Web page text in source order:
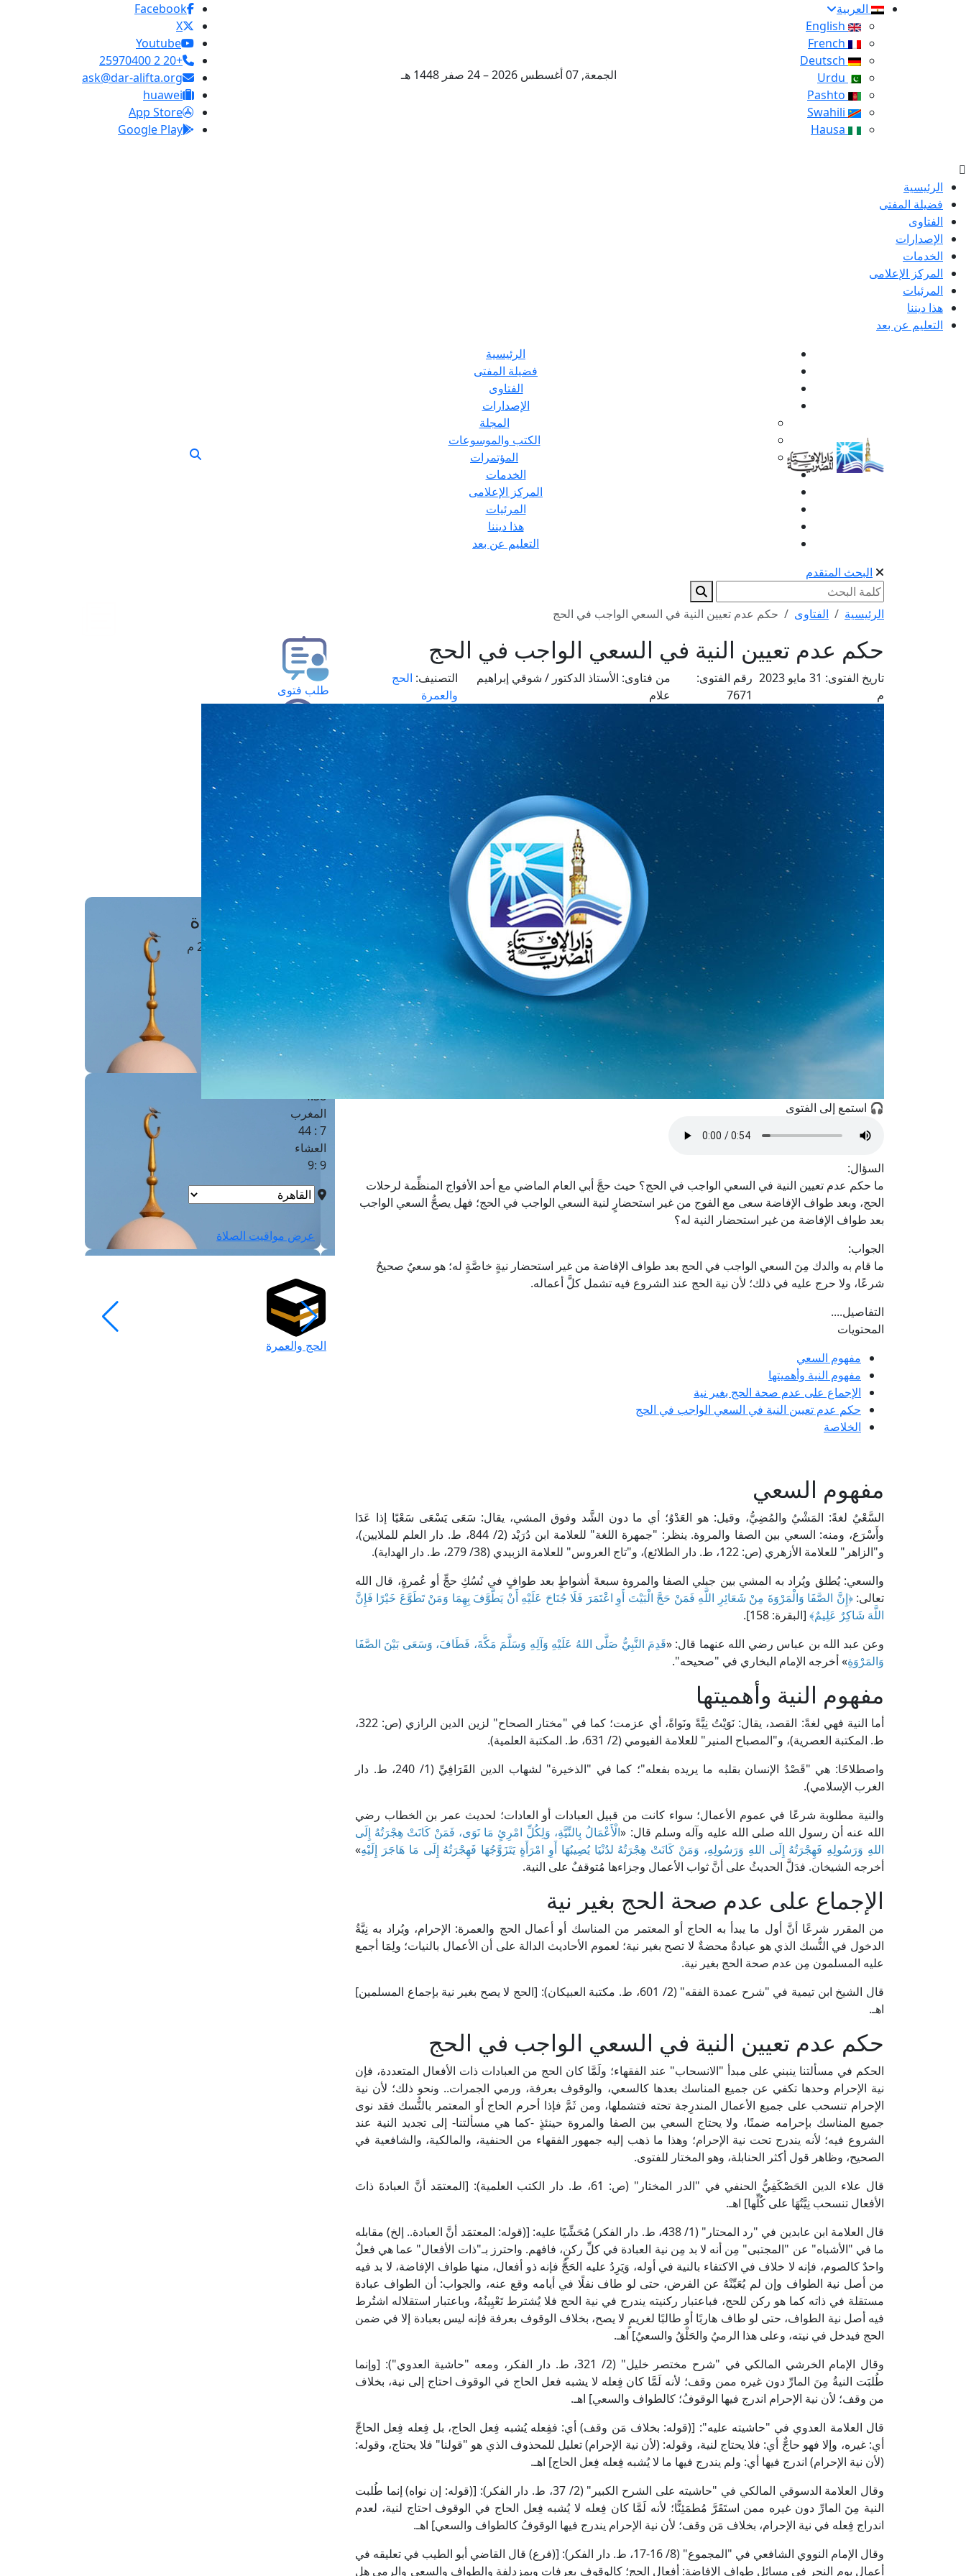
العربية
الجمعة, 07 أغسطس 2026 – 24 صفر 1448 هـ
Facebook
X
Youtube
+20 2 25970400
ask@dar-alifta.org
huawei
App Store
Google Play
الرئيسية
فضيلة المفتى
الفتاوى
الإصدارات
الخدمات
المركز الإعلامى
المرئيات
هذا ديننا
التعليم عن بعد
الرئيسية
فضيلة المفتى
الفتاوى
الإصدارات
المجلة
الكتب والموسوعات
المؤتمرات
الخدمات
المركز الإعلامى
المرئيات
هذا ديننا
التعليم عن بعد
البحث المتقدم
الرئيسية الفتاوى حكم عدم تعيين النية في السعي الواجب في الحج
حكم عدم تعيين النية في السعي الواجب في الحج
تاريخ الفتوى:
31 مايو 2023
م
رقم الفتوى:
7671
من فتاوى: الأستاذ الدكتور / شوقي إبراهيم
علام
التصنيف: الحج
والعمرة
🎧 استمع إلى الفتوى
السؤال:
ما حكم عدم تعيين النية في السعي الواجب في الحج؟ حيث حجَّ أبي العام الماضي مع أحد الأفواج المنظِّمة لرحلات
الحج، وبعد طواف الإفاضة سعى مع الفوج من غير استحضارٍ لنية السعي الواجب في الحج؛ فهل يصحُّ السعي الواجب
بعد طواف الإفاضة من غير استحضار النية له؟
الجواب:
ما قام به والدك مِنَ السعي الواجب في الحج بعد طواف الإفاضة من غير استحضار نيةٍ خاصَّةٍ له؛ هو سعيٌ صحيحٌ
شرعًا، ولا حرج عليه في ذلك؛ لأن نية الحج عند الشروع فيه تشمل كلَّ أعماله.
التفاصيل....
المحتويات
مفهوم السعي
مفهوم النية وأهميتها
الإجماع على عدم صحة الحج بغير نية
حكم عدم تعيين النية في السعي الواجب في الحج
الخلاصة
مفهوم السعي
السَّعْيُ لغةً: المَشْيُ والمُضِيُّ، وقيل: هو العَدْوُ؛ أي ما دون الشَّد وفوق المشي، يقال: سَعَى يَسْعَى سَعْيًا إذا عَدَا
وأَسْرَع، ومنه: السعي بين الصفا والمروة. ينظر: "جمهرة اللغة" للعلامة ابن دُرَيْد (2/ 844، ط. دار العلم للملايين)،
و"الزاهر" للعلامة الأزهري (ص: 122، ط. دار الطلائع)، و"تاج العروس" للعلامة الزبيدي (38/ 279، ط. دار الهداية).
والسعي: يُطلق ويُراد به المشي بين جبلي الصفا والمروة سبعةَ أشواطٍ بعد طوافٍ في نُسُكِ حجٍّ أو عُمرةٍ، قال الله
تعالى:﴿إِنَّ الصَّفَا وَالْمَرْوَةَ مِنْ شَعَائِرِ اللَّهِ فَمَنْ حَجَّ الْبَيْتَ أَوِ اعْتَمَرَ فَلَا جُنَاحَ عَلَيْهِ أَنْ يَطَّوَّفَ بِهِمَا وَمَنْ تَطَوَّعَ خَيْرًا فَإِنَّ
اللَّهَ شَاكِرٌ عَلِيمٌ﴾ [البقرة: 158].
وعن عبد الله بن عباس رضي الله عنهما قال: «قَدِمَ النَّبِيُّ صَلَّى اللهُ عَلَيْهِ وَآلِهِ وَسَلَّمَ مَكَّةَ، فَطَافَ، وَسَعَى بَيْنَ الصَّفَا
وَالمَرْوَةِ» أخرجه الإمام البخاري في "صحيحه".
مفهوم النية وأهميتها
أما النية فهي لغةً: القصد، يقال: نَوَيْتُ نِيَّةً ونَواةً، أي عزمت؛ كما في "مختار الصحاح" لزين الدين الرازي (ص: 322،
ط. المكتبة العصرية)، و"المصباح المنير" للعلامة الفيومي (2/ 631، ط. المكتبة العلمية).
واصطلاحًا: هي "قَصْدُ الإنسان بقلبه ما يريده بفعله"؛ كما في "الذخيرة" لشهاب الدين القَرَافِيِّ (1/ 240، ط. دار
الغرب الإسلامي).
والنية مطلوبة شرعًا في عموم الأعمال؛ سواء كانت من قبيل العبادات أو العادات؛ لحديث عمر بن الخطاب رضي
الله عنه أن رسول الله صلى الله عليه وآله وسلم قال: «الْأَعْمَالُ بِالنِّيَّةِ، وَلِكُلِّ امْرِئٍ مَا نَوَى، فَمَنْ كَانَتْ هِجْرَتُهُ إِلَى
اللهِ وَرَسُولِهِ فَهِجْرَتُهُ إِلَى اللهِ وَرَسُولِهِ، وَمَنْ كَانَتْ هِجْرَتُهُ لدُنْيَا يُصِيبُهَا أَوِ امْرَأَةٍ يَتَزَوَّجُهَا فَهِجْرَتُهُ إِلَى مَا هَاجَرَ إِلَيْهِ»
أخرجه الشيخان. فدَلَّ الحديثُ على أنَّ ثواب الأعمال وجزاءها مُتوقفٌ على النية.
الإجماع على عدم صحة الحج بغير نية
من المقرر شرعًا أنَّ أول ما يبدأ به الحاج أو المعتمر من المناسك أو أعمال الحج والعمرة: الإحرام، ويُراد به نِيَّةُ
الدخول في النُّسك الذي هو عبادةٌ محضةٌ لا تصح بغير نية؛ لعموم الأحاديث الدالة على أن الأعمال بالنيات؛ ولِمَا أجمع
عليه المسلمون مِن عدم صحة الحج بغير نية.
قال الشيخ ابن تيمية في "شرح عمدة الفقه" (2/ 601، ط. مكتبة العبيكان): [الحج لا يصح بغير نية بإجماع المسلمين]
اهـ.
حكم عدم تعيين النية في السعي الواجب في الحج
الحكم في مسألتنا ينبني على مبدأ "الانسحاب" عند الفقهاء؛ ولَمَّا كان الحج من العبادات ذات الأفعال المتعددة، فإن
نية الإحرام وحدها تكفي عن جميع المناسك بعدها كالسعي، والوقوف بعرفة، ورمي الجمرات.. ونحو ذلك؛ لأن نية
الإحرام تنسحب على جميع الأعمال المندرِجة تحته فتشملها، ومن ثَمَّ فإذا أحرم الحاج أو المعتمر بالنُّسك فقد نوى
جميع المناسك بإحرامه ضمنًا، ولا يحتاج السعي بين الصفا والمروة حينئذٍ -كما هي مسألتنا- إلى تجديد النية عند
الشروع فيه؛ لأنه يندرج تحت نية الإحرام؛ وهذا ما ذهب إليه جمهور الفقهاء من الحنفية، والمالكية، والشافعية في
الصحيح، وظاهر قول أكثر الحنابلة، وهو المختار للفتوى.
قال علاء الدين الحَصْكَفِيُّ الحنفي في "الدر المختار" (ص: 61، ط. دار الكتب العلمية): [المعتمَد أنَّ العبادةَ ذاتَ
الأفعال تنسحب نِيَّتُهَا على كُلِّها] اهـ.
قال العلامة ابن عابدين في "رد المحتار" (1/ 438، ط. دار الفكر) مُحَشِّيًا عليه: [(قوله: المعتمَد أنَّ العبادة.. إلخ) مقابله
ما في "الأشباه" عن "المجتبى" مِن أنه لا بد مِن نية العبادة في كلِّ ركنٍ، فافهم. واحترز بـ"ذات الأفعال" عما هي فعلٌ
واحدٌ كالصوم، فإنه لا خلاف في الاكتفاء بالنية في أوله، وَيَرِدُ عليه الحَجُّ فإنه ذو أفعال، منها طواف الإفاضة، لا بد فيه
من أصل نية الطواف وإن لم يُعَيِّنْهُ عن الفرض، حتى لو طاف نفلًا في أيامه وقع عنه، والجواب: أن الطواف عبادة
مستقلة في ذاته كما هو ركن للحج، فباعتبار ركنيته يندرج في نية الحج فلا يُشترط تَعْيِينُهُ، وباعتبار استقلاله اشتُرط
فيه أصل نية الطواف، حتى لو طاف هاربًا أو طالبًا لغريمٍ لا يصح، بخلاف الوقوف بعرفة فإنه ليس بعبادة إلا في ضمن
الحج فيدخل في نيته، وعلى هذا الرميُ والحَلْقُ والسعيُ] اهـ.
وقال الإمام الخرشي المالكي في "شرح مختصر خليل" (2/ 321، ط. دار الفكر، ومعه "حاشية العدوي"): [وإنما
طُلبَت النيةُ مِنَ المارِّ دون غيره ممن وقف؛ لأنه لَمَّا كان فِعله لا يشبه فعل الحاج في الوقوف احتاج إلى نية، بخلاف
من وقف؛ لأن نية الإحرام اندرج فيها الوقوفُ؛ كالطواف والسعي] اهـ.
قال العلامة العدوي في "حاشيته عليه": [(قوله: بخلاف مَن وقف) أي: ففِعله يُشبه فِعل الحاج، بل فِعله فِعل الحاجِّ
أي: غيره، وإلا فهو حاجٌّ أي: فلا يحتاج لنية، وقوله: (لأن نية الإحرام) تعليل للمحذوف الذي هو "قولنا" فلا يحتاج، وقوله:
(لأن نية الإحرام) اندرج فيها أي: ولم يندرج فيها ما لا يُشبه فِعله فِعل الحاج] اهـ.
وقال العلامة الدسوقي المالكي في "حاشيته على الشرح الكبير" (2/ 37، ط. دار الفكر): [(قوله: إن نواه) إنما طُلبت
النية مِنَ المارِّ دون غيره ممن استَقَرَّ مُطمَئِنًّا؛ لأنه لَمَّا كان فِعله لا يُشبه فِعل الحاج في الوقوف احتاج لنية، لعدم
اندراج فِعله في نية الإحرام، بخلاف مَن وقف؛ لأن نية الإحرام يندرج فيها الوقوفُ كالطواف والسعي] اهـ.
وقال الإمام النووي الشافعي في "المجموع" (8/ 16-17، ط. دار الفكر): [(فرع) قال القاضي أبو الطيب في تعليقه في
أعمال يوم النحر في مسائل طواف الإفاضة: أفعال الحج؛ كالوقوف بعرفات وبمزدلفة والطواف والسعي والرمي هل
طلب فتوى
استعلام عن فتوى
حجز موعد
الفتوى الهاتفية
مَواقِيتُ الصَّـــلاة
القاهرة · 07 أغسطس 2026 م
4 :41
الشروق
6 :17
4:38
المغرب
7 : 44
العشاء
9 :9
عرض مواقيت الصلاة
الحج والعمرة